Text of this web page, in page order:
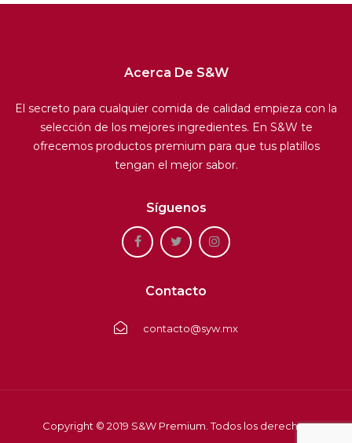
Acerca De S&W
El secreto para cualquier comida de calidad empieza con la
selección de los mejores ingredientes. En S&W te
ofrecemos productos premium para que tus platillos
tengan el mejor sabor.
Síguenos
Contacto
contacto@syw.mx
Copyright © 2019 S&W Premium. Todos los derechos